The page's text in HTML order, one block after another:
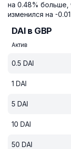
на 0.48% больше,
изменился на -0.01
DAI в GBP
Актив
0.5 DAI
1 DAI
5 DAI
10 DAI
50 DAI